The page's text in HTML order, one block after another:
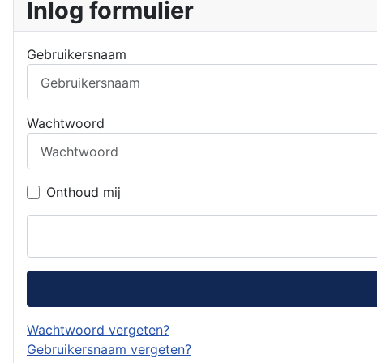
Inlog formulier
Gebruikersnaam
Wachtwoord
Onthoud mij
Wachtwoord vergeten?
Gebruikersnaam vergeten?